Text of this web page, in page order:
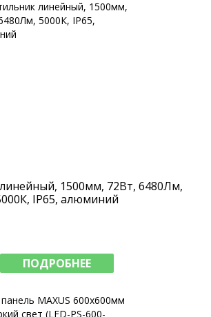
1500мм, 72Вт, 6480Лм,
IP65, алюминий
ПОДРОБНЕЕ